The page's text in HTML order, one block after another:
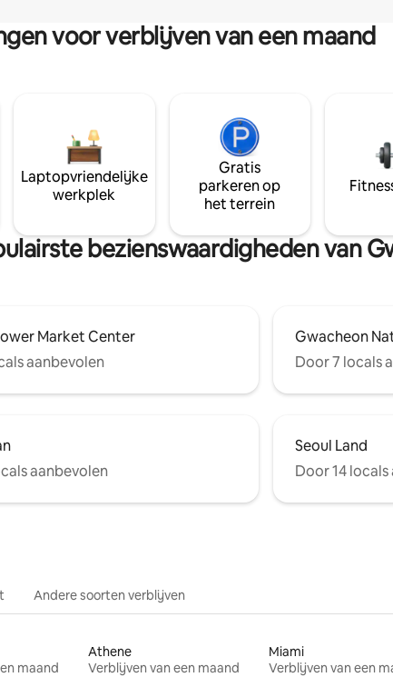
voor verblijven van een maand
Laptopvriendelijke
werkplek
Gratis
parkeren op
het terrein
bezienswaardigheden van
Market Center
aanbevolen
Gwacheon
Door 7 locals
aanbevolen
Seoul Land
Door 14
Andere soorten verblijven
maand
Athene
Verblijven van een maand
Miami
Verblijven van een